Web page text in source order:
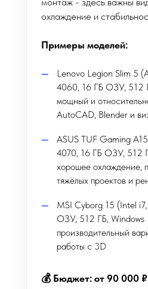
охлаждение и
Примеры моделей:
Lenovo Legion Slim 5
4060, 16 ГБ ОЗУ, 512
мощный и
AutoCAD, Blender и
ASUS TUF Gaming
4070, 16 ГБ ОЗУ, 512
хорошее охлаждение,
тяжёлых проектов и
MSI Cyborg 15 (Intel
ОЗУ, 512 ГБ, Windows
производительный
работы с 3D
💰 Бюджет: от 90 000 ₽